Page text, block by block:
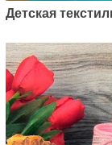
Детская
Детская